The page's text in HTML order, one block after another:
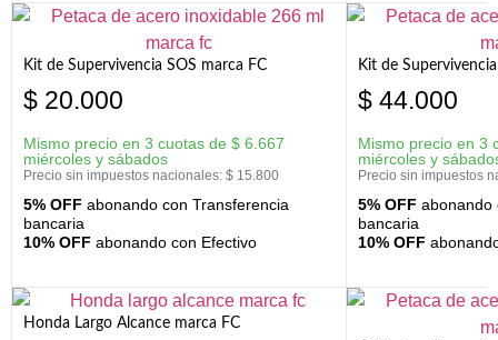
Kit de Supervivencia SOS marca FC
$ 20.000
Mismo precio en 3 cuotas de $ 6.667
miércoles y sábados
Precio sin impuestos nacionales: $ 15.800
5% OFF abonando con Transferencia
bancaria
10% OFF abonando con Efectivo
Kit de
$ 44.000
Mismo precio en 3
miércoles y
Precio sin impuestos
5% OFF abonando
bancaria
10% OFF
Honda Largo Alcance marca FC